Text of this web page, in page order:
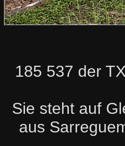
185 537 der
Sie steht auf
aus